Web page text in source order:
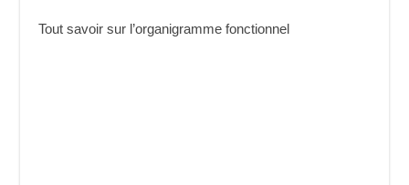
Tout savoir sur l’organigramme fonctionnel